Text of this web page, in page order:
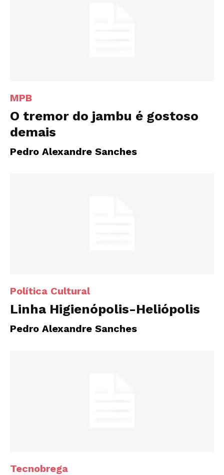
MPB
O tremor do jambu é gostoso
demais
Pedro Alexandre Sanches
Política Cultural
Linha Higienópolis-Heliópolis
Pedro Alexandre Sanches
Tecnobrega